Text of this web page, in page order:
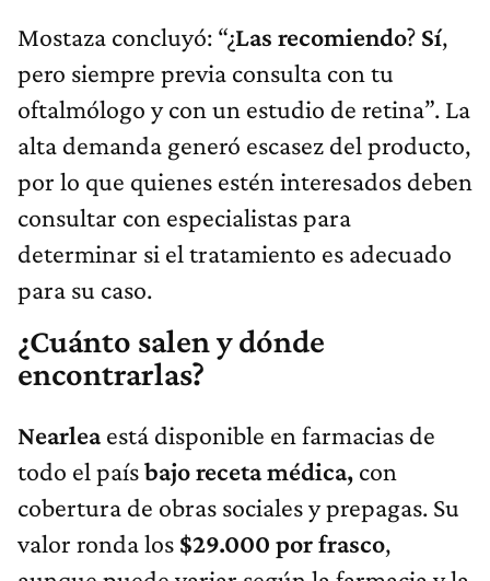
Mostaza concluyó: “¿Las recomiendo? Sí,
pero siempre previa consulta con tu
oftalmólogo y con un estudio de retina”. La
alta demanda generó escasez del producto,
por lo que quienes estén interesados deben
consultar con especialistas para
determinar si el tratamiento es adecuado
para su caso.
¿Cuánto salen y dónde
encontrarlas?
Nearleaestá disponible en farmacias de
todo el paísbajo receta médica, con
cobertura de obras sociales y prepagas. Su
valor ronda los $29.000 por frasco,